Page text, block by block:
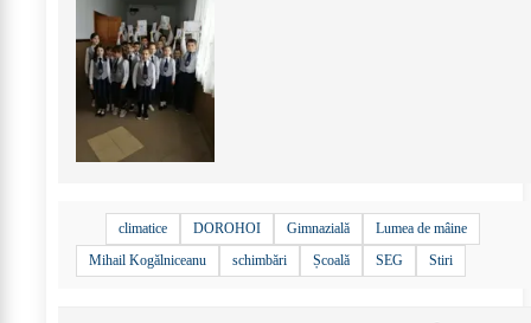
climatice DOROHOI Gimnazială
Lumea de mâine
Mihail Kogălniceanu
schimbări Școală SEG Stiri